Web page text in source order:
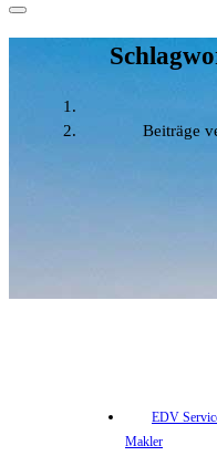
Beiträge
EDV
Makler